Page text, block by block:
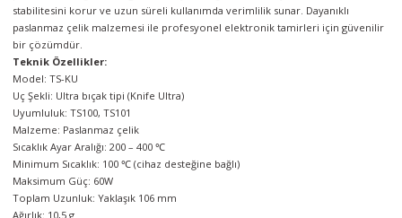
Cihazları
stabilitesini korur ve uzun süreli kullanımda verimlilik sunar. Dayanıklı
paslanmaz çelik malzemesi ile profesyonel elektronik tamirleri için güvenilir
bir çözümdür.
Teknik Özellikler:
Model: TS-KU
Uç Şekli: Ultra bıçak tipi (Knife Ultra)
Uyumluluk: TS100, TS101
Malzeme: Paslanmaz çelik
Sıcaklık Ayar Aralığı: 200 – 400 ℃
Minimum Sıcaklık: 100 ℃ (cihaz desteğine bağlı)
Maksimum Güç: 60W
Toplam Uzunluk: Yaklaşık 106 mm
Ağırlık: 10,5 g